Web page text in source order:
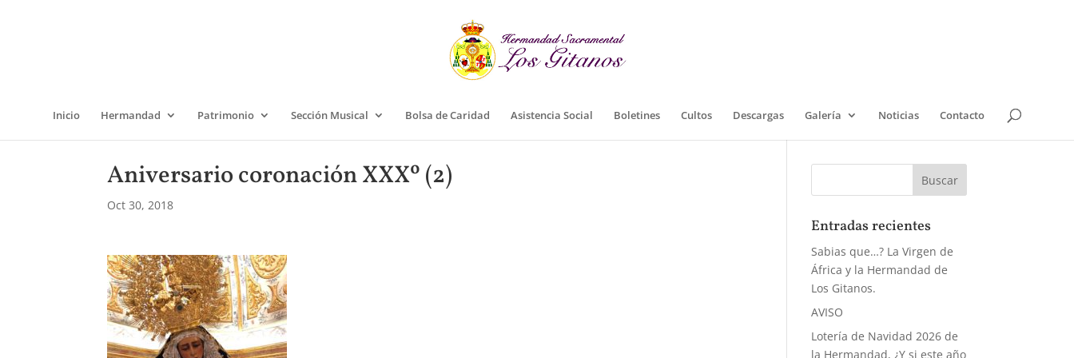
Inicio Hermandad Patrimonio Sección Musical Bolsa de Caridad Asistencia Social Boletines Cultos Descargas Galería Noticias Contacto
Aniversario coronación XXXº (2)
Oct 30, 2018
Entradas recientes
Sabias que…? La Virgen de
África y la Hermandad de
Los Gitanos.
AVISO
Lotería de Navidad 2026 de
la Hermandad, ¿Y si este año